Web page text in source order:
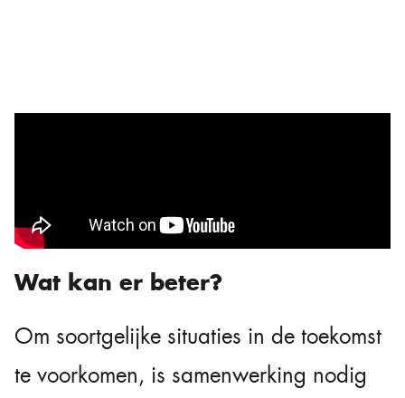
Wat kan er beter?
Om soortgelijke situaties in de toekomst
te voorkomen, is samenwerking nodig